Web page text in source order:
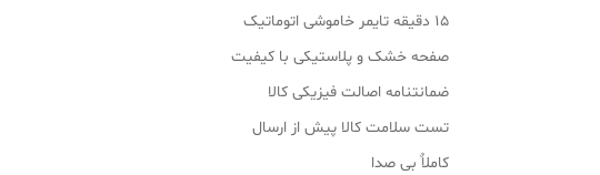
15 دقیقه تایمر خاموشی اتوماتیک
صفحه خشک و پلاستیکی با کیفیت
ضمانتنامه اصالت فیزیکی کالا
تست سلامت کالا پیش از ارسال
کاملاٌ بی صدا